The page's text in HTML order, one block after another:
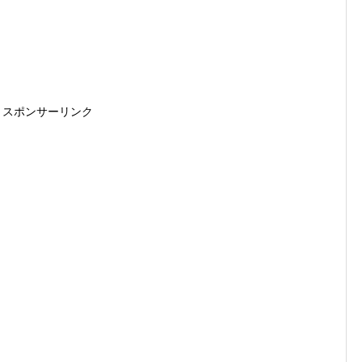
スポンサーリンク